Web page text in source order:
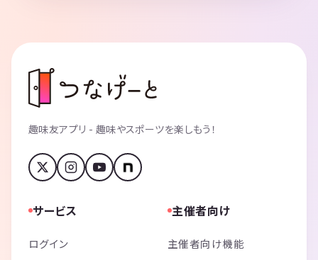
趣味友アプリ - 趣味やスポーツを楽しもう！
サービス
ログイン
主催者向け
主催者向け機能